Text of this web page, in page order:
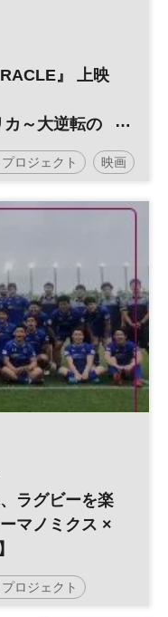
』 上映
～大逆転の
ロジェクト 映画
ラグビーを楽
マノミクス ×
ロジェクト